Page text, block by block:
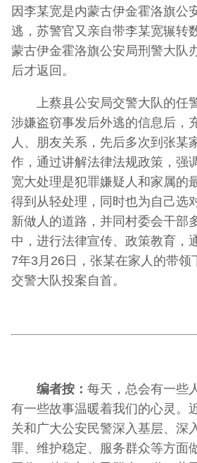
因李某宽是内蒙古伊金霍洛旗公
逃，苏警官又亲自带李某宽辗转
蒙古伊金霍洛旗公安局刑警大队
后才返回。
上蔡县公安局交警大队的任
涉嫌盗窃事发后外逃的信息后，
人、朋友关系，先后多次到张某
作，通过讲解法律法规政策，强
宽大处理是犯罪嫌疑人和家属的
得到从轻处理，同时也为自己选
新做人的道路，并同村委会干部
中，进行法律宣传、政策教育，
7年3月26日，张某在家人的带领
交警大队投案自首。
编者按： 每天，总会有一些
有一些故事温暖着我们的心灵。
关和广大公安民警深入基层、深
罪、维护稳定、服务群众等方面